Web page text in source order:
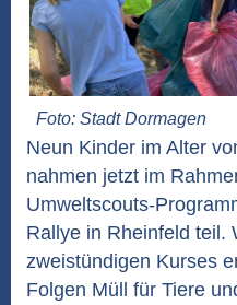
Foto: Stadt Dormagen
Neun Kinder im Alter
nahmen jetzt im
Umweltscouts-
Rallye in Rheinfeld teil.
zweistündigen Kurses
Folgen Müll für Tiere